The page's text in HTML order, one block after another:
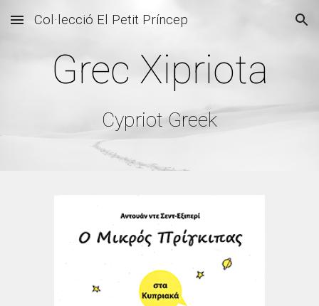
Skip to main content Skip to navigation
Col·lecció El Petit Príncep
Grec Xipriota
Cypriot Greek